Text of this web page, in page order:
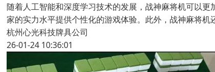
随着人工智能和深度学习技术的发展，战神麻将机可以
家的实力水平提供个性化的游戏体验。此外，战神麻将
杭州心光科技牌具公司
26-01-24 10:36:01